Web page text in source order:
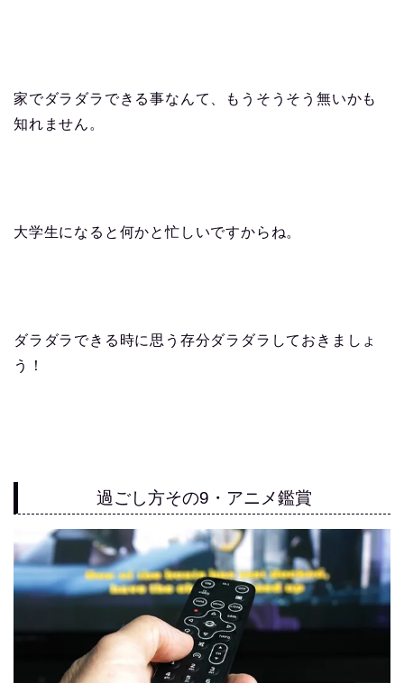
家でダラダラできる事なんて、もうそうそう無いかも
知れません。
大学生になると何かと忙しいですからね。
ダラダラできる時に思う存分ダラダラしておきましょ
う！
過ごし方その9・アニメ鑑賞